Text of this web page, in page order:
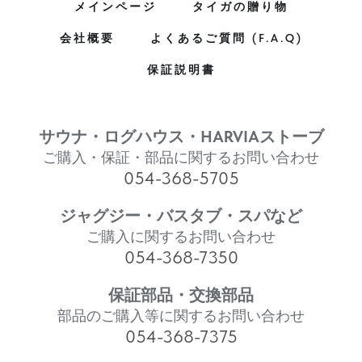
メインページ タイガの贈り物
会社概要 よくあるご質問 (F.A.Q)
保証説明書
サウナ・ログハウス・HARVIAストーブ
ご購入・保証・部品に関するお問い合わせ
054-368-5705
ジャグジー・バスタブ・スパなど
ご購入に関するお問い合わせ
054-368-7350
保証部品・交換部品
部品のご購入等に関するお問い合わせ
054-368-7375